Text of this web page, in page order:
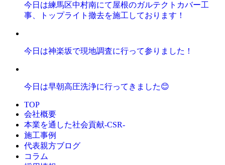
今日は練馬区中村南にて屋根のガルテクトカバー工
事、トップライト撤去を施工しております！
今日は神楽坂で現地調査に行って参りました！
今日は早朝高圧洗浄に行ってきました😊
TOP
会社概要
本業を通した社会貢献-CSR-
施工事例
代表親方ブログ
コラム